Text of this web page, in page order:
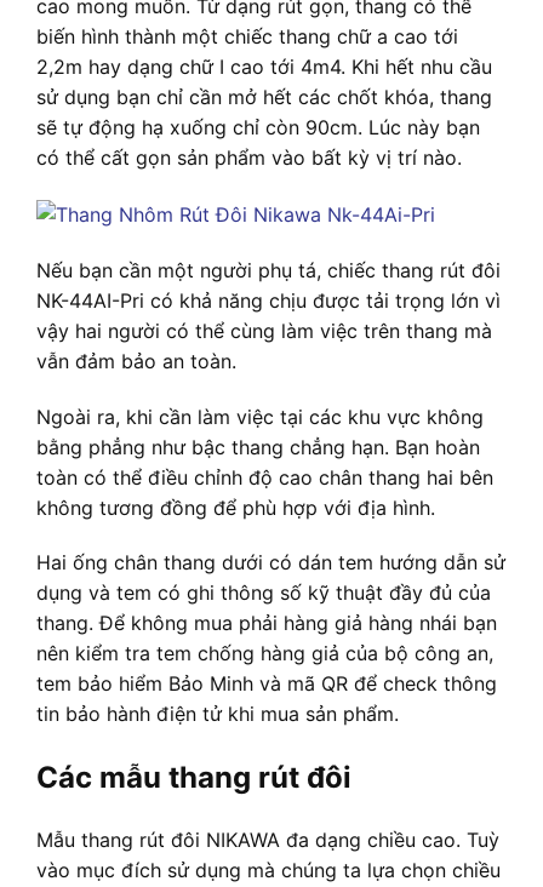
cao mong muốn. Từ dạng rút gọn, thang có thể
biến hình thành một chiếc thang chữ a cao tới
2,2m hay dạng chữ I cao tới 4m4. Khi hết nhu cầu
sử dụng bạn chỉ cần mở hết các chốt khóa, thang
sẽ tự động hạ xuống chỉ còn 90cm. Lúc này bạn
có thể cất gọn sản phẩm vào bất kỳ vị trí nào.
Nếu bạn cần một người phụ tá, chiếc thang rút đôi
NK-44AI-Pri có khả năng chịu được tải trọng lớn vì
vậy hai người có thể cùng làm việc trên thang mà
vẫn đảm bảo an toàn.
Ngoài ra, khi cần làm việc tại các khu vực không
bằng phẳng như bậc thang chẳng hạn. Bạn hoàn
toàn có thể điều chỉnh độ cao chân thang hai bên
không tương đồng để phù hợp với địa hình.
Hai ống chân thang dưới có dán tem hướng dẫn sử
dụng và tem có ghi thông số kỹ thuật đầy đủ của
thang. Để không mua phải hàng giả hàng nhái bạn
nên kiểm tra tem chống hàng giả của bộ công an,
tem bảo hiểm Bảo Minh và mã QR để check thông
tin bảo hành điện tử khi mua sản phẩm.
Các mẫu thang rút đôi
Mẫu thang rút đôi NIKAWA đa dạng chiều cao. Tuỳ
vào mục đích sử dụng mà chúng ta lựa chọn chiều